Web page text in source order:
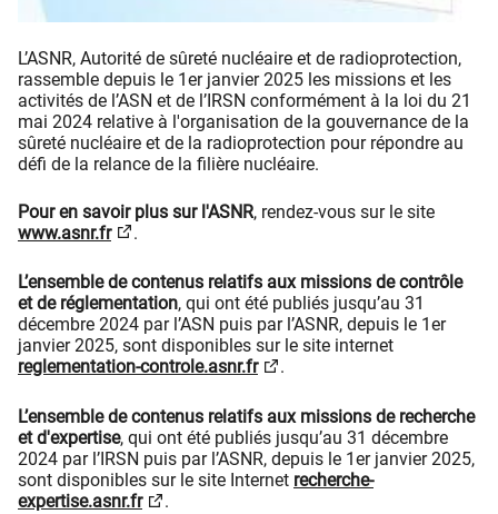
L’ASNR, Autorité de sûreté nucléaire et de radioprotection,
rassemble depuis le 1er janvier 2025 les missions et les
activités de l’ASN et de l’IRSN conformément à la loi du 21
mai 2024 relative à l'organisation de la gouvernance de la
sûreté nucléaire et de la radioprotection pour répondre au
défi de la relance de la filière nucléaire.
Pour en savoir plus sur l'ASNR, rendez-vous sur le site
www.asnr.fr
.
L’ensemble de contenus relatifs aux missions de contrôle
et de réglementation, qui ont été publiés jusqu’au 31
décembre 2024 par l’ASN puis par l’ASNR, depuis le 1er
janvier 2025, sont disponibles sur le site internet
reglementation-controle.asnr.fr
.
L’ensemble de contenus relatifs aux missions de recherche
et d'expertise, qui ont été publiés jusqu’au 31 décembre
2024 par l’IRSN puis par l’ASNR, depuis le 1er janvier 2025,
sont disponibles sur le site Internet recherche-
expertise.asnr.fr
.